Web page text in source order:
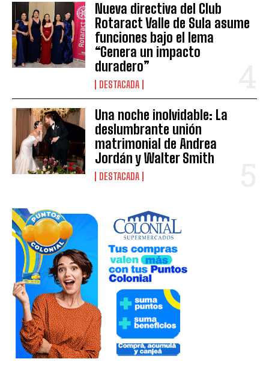
Nueva directiva del Club
Rotaract Valle de Sula asume
funciones bajo el lema
“Genera un impacto
duradero”
DESTACADA
Una noche inolvidable: La
deslumbrante unión
matrimonial de Andrea
Jordán y Walter Smith
DESTACADA